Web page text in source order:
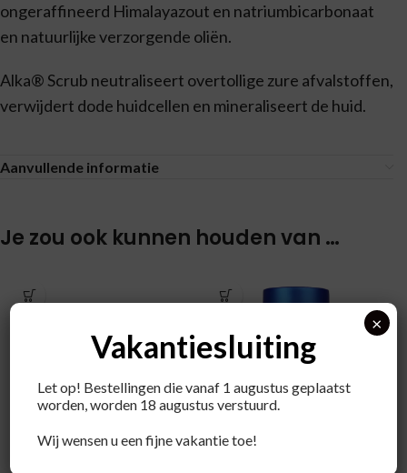
ongeraffineerd Himalayazout en natriumbicarbonaat
en natuurlijke verzorgende oliën.
Alka® Scrub neutraliseert overtollige zure afvalstoffen,
verwijdert dode huidcellen en mineraliseert de huid.
Aanvullende informatie
Je zou ook kunnen houden van …
Vakantiesluiting
Let op! Bestellingen die vanaf 1 augustus geplaatst
worden, worden 18 augustus verstuurd.
Wij wensen u een fijne vakantie toe!
×